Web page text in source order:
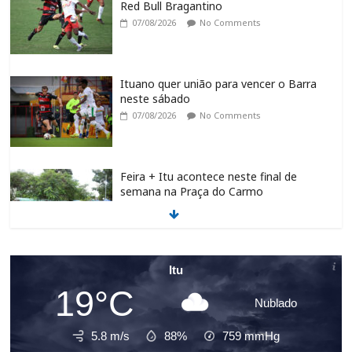
Red Bull Bragantino
07/08/2026 No Comments
Ituano quer união para vencer o Barra
neste sábado
07/08/2026 No Comments
Feira + Itu acontece neste final de
semana na Praça do Carmo
07/08/2026
Programa de requalificação asfáltica
inicia nova etapa no São Judas Tadeu
07/08/2026 No Comments
Itu
19°C Nublado
5.8 m/s 88% 759mmHg